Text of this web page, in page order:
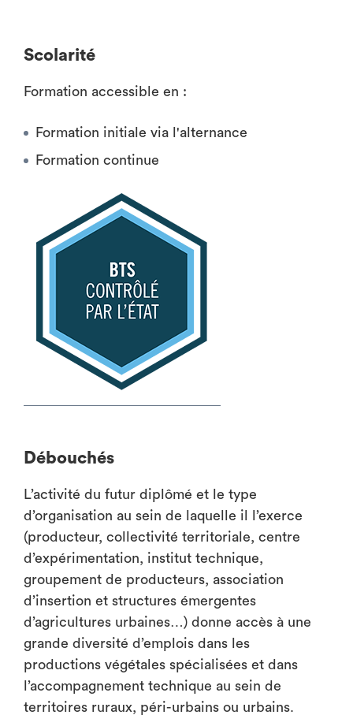
Scolarité
Formation accessible en :
Formation initiale via l'alternance
Formation continue
Débouchés
L’activité du futur diplômé et le type
d’organisation au sein de laquelle il l’exerce
(producteur, collectivité territoriale, centre
d’expérimentation, institut technique,
groupement de producteurs, association
d’insertion et structures émergentes
d’agricultures urbaines…) donne accès à une
grande diversité d’emplois dans les
productions végétales spécialisées et dans
l’accompagnement technique au sein de
territoires ruraux, péri-urbains ou urbains.